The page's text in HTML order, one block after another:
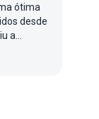
ótima
a
que